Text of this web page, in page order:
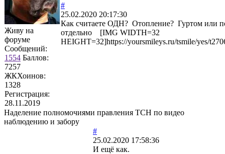
Живу на
форуме
Сообщений:
1554 Баллов:
7257
ЖКХоинов:
1328
Регистрация:
28.11.2019
#
25.02.2020 20:17:30
Как считаете ОДН? Отопление? Гуртом или
отдельно [IMG WIDTH=32
HEIGHT=32]https://yoursmileys.ru/tsmile/yes/
Наделение полномочиями правления ТСН по видео
наблюдению и забору
#
25.02.2020 17:58:36
И ещё как.